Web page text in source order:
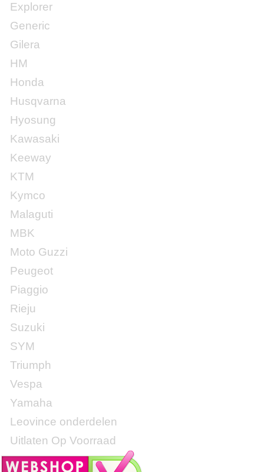
Explorer
Generic
Gilera
HM
Honda
Husqvarna
Hyosung
Kawasaki
Keeway
KTM
Kymco
Malaguti
MBK
Moto Guzzi
Peugeot
Piaggio
Rieju
Suzuki
SYM
Triumph
Vespa
Yamaha
Leovince onderdelen
Uitlaten Op Voorraad